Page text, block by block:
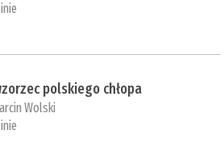
polskiego chłopa
Wolski